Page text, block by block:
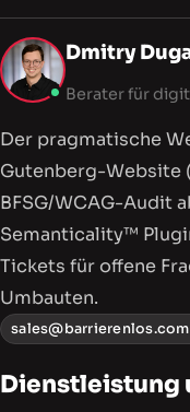
MeinDmitry
Berater für
Der pragmatische
Gutenberg-Website
BFSG/WCAG-Audit
Semanticality™
Tickets für offene
Umbauten.
sales@barrierenlos.com
Dienstleistung